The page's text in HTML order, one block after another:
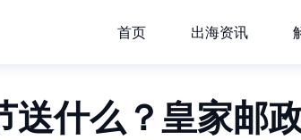
首页 出海资讯
送什么？皇家邮